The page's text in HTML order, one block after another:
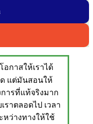
อกาสให้เราได้
ด แต่มันสอนให้
การที่แท้จริงมาก
ราตลอดไป เวลา
หว่างทางให้ใช้